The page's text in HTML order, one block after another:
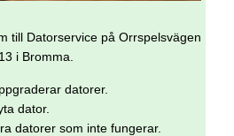
till Datorservice på Orrspelsvägen
13 i Bromma.
datorer.
dator.
datorer som inte fungerar.